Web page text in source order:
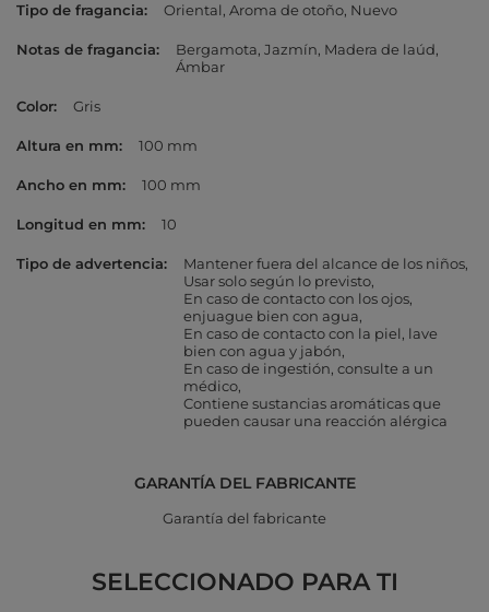
Tipo de fragancia Oriental Aroma de otoño Nuevo
Notas de fragancia Bergamota Jazmín Madera de laúd
Ámbar
Color Gris
Altura en mm 100 mm
Ancho en mm 100 mm
Longitud en mm 10
Tipo de advertencia
Mantener fuera del alcance de los niños
Usar solo según lo previsto
En caso de contacto con los ojos,
enjuague bien con agua
En caso de contacto con la piel, lave
bien con agua y jabón
En caso de ingestión, consulte a un
médico
Contiene sustancias aromáticas que
pueden causar una reacción alérgica
GARANTÍA DEL FABRICANTE
Garantía del fabricante
SELECCIONADO PARA TI